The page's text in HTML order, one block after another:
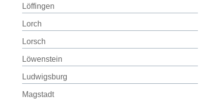
Löffingen
Lorch
Lorsch
Löwenstein
Ludwigsburg
Magstadt